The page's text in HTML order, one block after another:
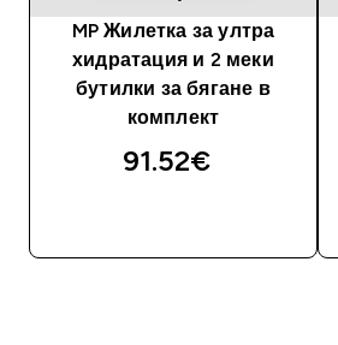
MP Жилетка за ултра
хидратация и 2 меки
бутилки за бягане в
комплект
91.52€‎